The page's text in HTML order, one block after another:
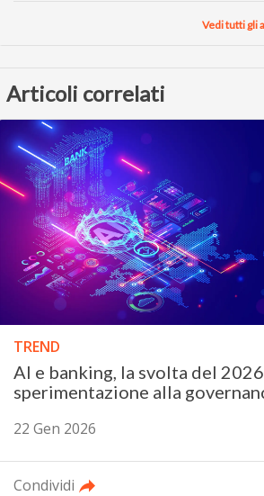
Vedi tutti gli
Articoli correlati
TREND
AI e banking, la svolta del
sperimentazione alla
22 Gen 2026
Condividi